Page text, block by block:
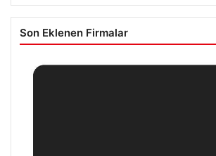
Son Eklenen Firmalar